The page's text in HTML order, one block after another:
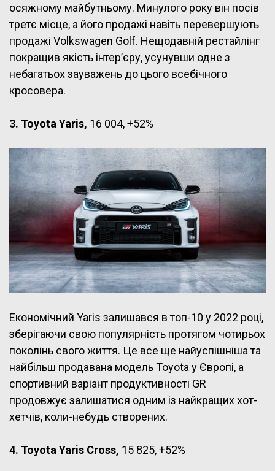
осяжному майбутньому. Минулого року він посів
третє місце, а його продажі навіть перевершують
продажі Volkswagen Golf. Нещодавній рестайлінг
покращив якість інтер’єру, усунувши одне з
небагатьох зауважень до цього всебічного
кросовера.
3. Toyota Yaris, 16 004, +52%
Економічний Yaris залишався в топ-10 у 2022 році,
зберігаючи свою популярність протягом чотирьох
поколінь свого життя. Це все ще найуспішніша та
найбільш продавана модель Toyota у Європі, а
спортивний варіант продуктивності GR
продовжує залишатися одним із найкращих хот-
хетчів, коли-небудь створених.
4. Toyota Yaris Cross, 15 825, +52%